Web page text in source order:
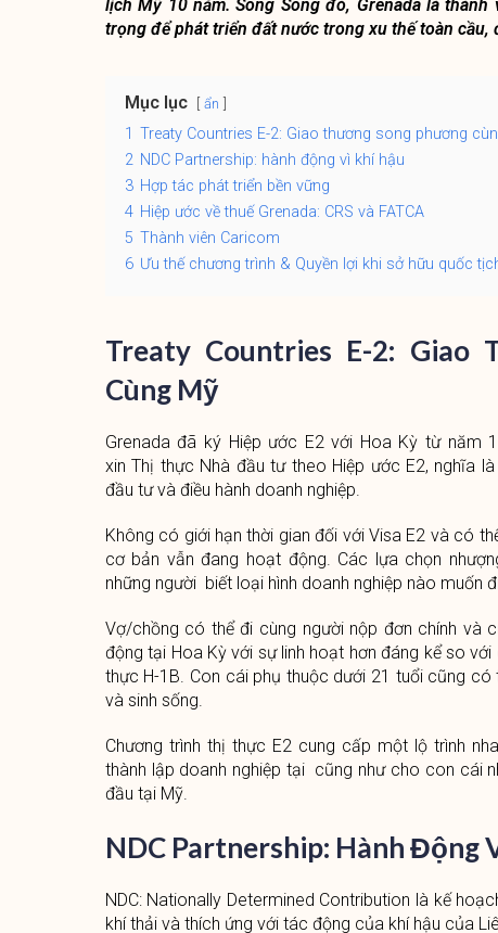
lịch Mỹ 10 năm. Song Song đó, Grenada là
trọng để phát triển đất nước trong xu thế toàn cầu,
Mục lục ẩn
1 Treaty Countries E-2: Giao thương song phương
2 NDC Partnership: hành động vì khí hậu
3 Hợp tác phát triển bền vững
4 Hiệp ước về thuế Grenada: CRS và FATCA
5 Thành viên Caricom
6 Ưu thế chương trình & Quyền lợi khi sở hữu quốc
Treaty Countries E-2: Giao
Cùng Mỹ
Grenada đã ký Hiệp ước E2 với Hoa Kỳ từ năm
xin Thị thực Nhà đầu tư theo Hiệp ước E2, nghĩa
đầu tư và điều hành doanh nghiệp.
Không có giới hạn thời gian đối với Visa E2 và có
cơ bản vẫn đang hoạt động. Các lựa chọn
những người biết loại hình doanh nghiệp nào muốn
Vợ/chồng có thể đi cùng người nộp đơn chính và
động tại Hoa Kỳ với sự linh hoạt hơn đáng kể so
thực H-1B. Con cái phụ thuộc dưới 21 tuổi cũng
và sinh sống.
Chương trình thị thực E2 cung cấp một lộ trình
thành lập doanh nghiệp tại cũng như cho con cái
đầu tại Mỹ.
NDC Partnership: Hành Động
NDC: Nationally Determined Contribution là kế
khí thải và thích ứng với tác động của khí hậu của